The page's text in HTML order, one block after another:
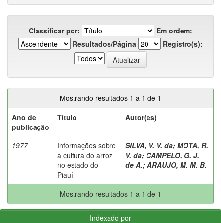
Classificar por:
Em ordem:
Resultados/Página
Registro(s):
Mostrando resultados 1 a 1 de 1
Ano de
publicação
Título Autor(es)
1977
Informações sobre
a cultura do arroz
no estado do
Piauí.
SILVA, V. V. da; MOTA, R.
V. da; CAMPELO, G. J.
de A.; ARAUJO, M. M. B.
Mostrando resultados 1 a 1 de 1
Indexado por